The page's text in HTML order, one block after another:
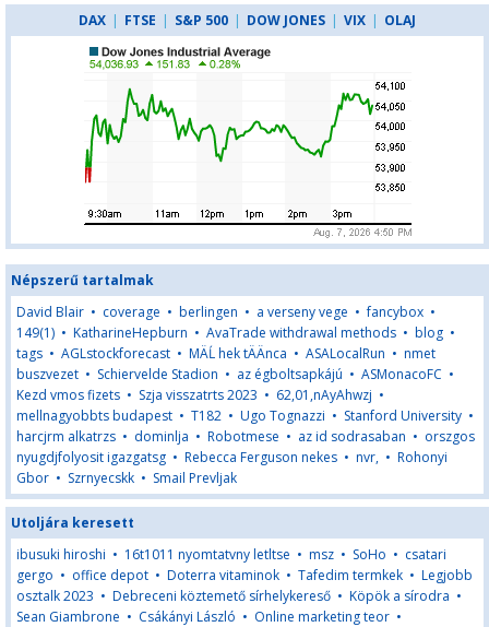
DAX | FTSE | S&P 500 | DOW JONES | VIX | OLAJ
Népszerű tartalmak
David Blair • coverage • berlingen • a verseny vege •fancybox •
149(1) • KatharineHepburn • AvaTrade withdrawal methods • blog •
tags • AGLstockforecast • MÄĹ hek tÄÄnca • ASALocalRun • nmet
buszvezet • Schiervelde Stadion • az égboltsapkájú • ASMonacoFC •
Kezd vmos fizets • Szja visszatrts 2023 • 62,01,nAyAhwzj •
mellnagyobbts budapest • T182 • Ugo Tognazzi • Stanford University •
harcjrm alkatrzs • dominlja • Robotmese • az id sodrasaban • orszgos
nyugdjfolyosit igazgatsg • Rebecca Ferguson nekes • nvr, • Rohonyi
Gbor • Szrnyecskk • Smail Prevljak
Utoljára keresett
ibusuki hiroshi • 16t1011 nyomtatvny letltse • msz • SoHo • csatari
gergo • office depot • Doterra vitaminok • Tafedim termkek • Legjobb
osztalk 2023 • Debreceni köztemető sírhelykereső • Köpök a sírodra •
Sean Giambrone • Csákányi László • Online marketing teor •